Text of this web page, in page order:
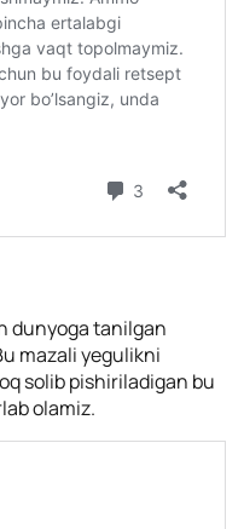
dunyoga tanilgan
mazali yegulikni
solib pishiriladigan bu
olamiz.